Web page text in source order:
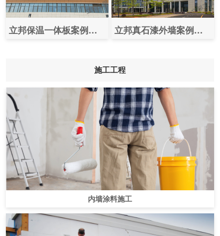
立邦保温一体板案例效果图片之（张掖市第二人民医院） 立邦真石漆外墙案例效果图之（深圳大学总医院）
施工工程
内墙涂料施工